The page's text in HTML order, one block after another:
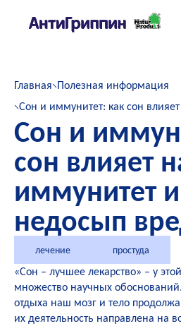
Главная Полезная информация
Сон и иммунитет: как сон
Сон и
сон влияет
иммунитет
недосып
лечение простуда
«Сон – лучшее лекарство» – у
множество научных
отдыха наш мозг и тело
их деятельность направлена на